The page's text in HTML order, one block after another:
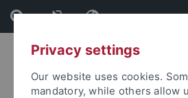
Skip
to
content
Skip
to
footerPrivacy settings
Our website uses cookies.
mandatory, while others allow